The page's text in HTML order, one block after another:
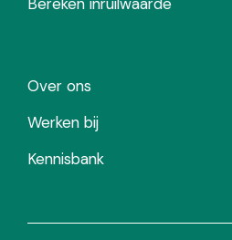
Over ons
Werken bij
Kennisbank